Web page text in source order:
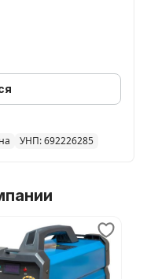
УНП: 692226285